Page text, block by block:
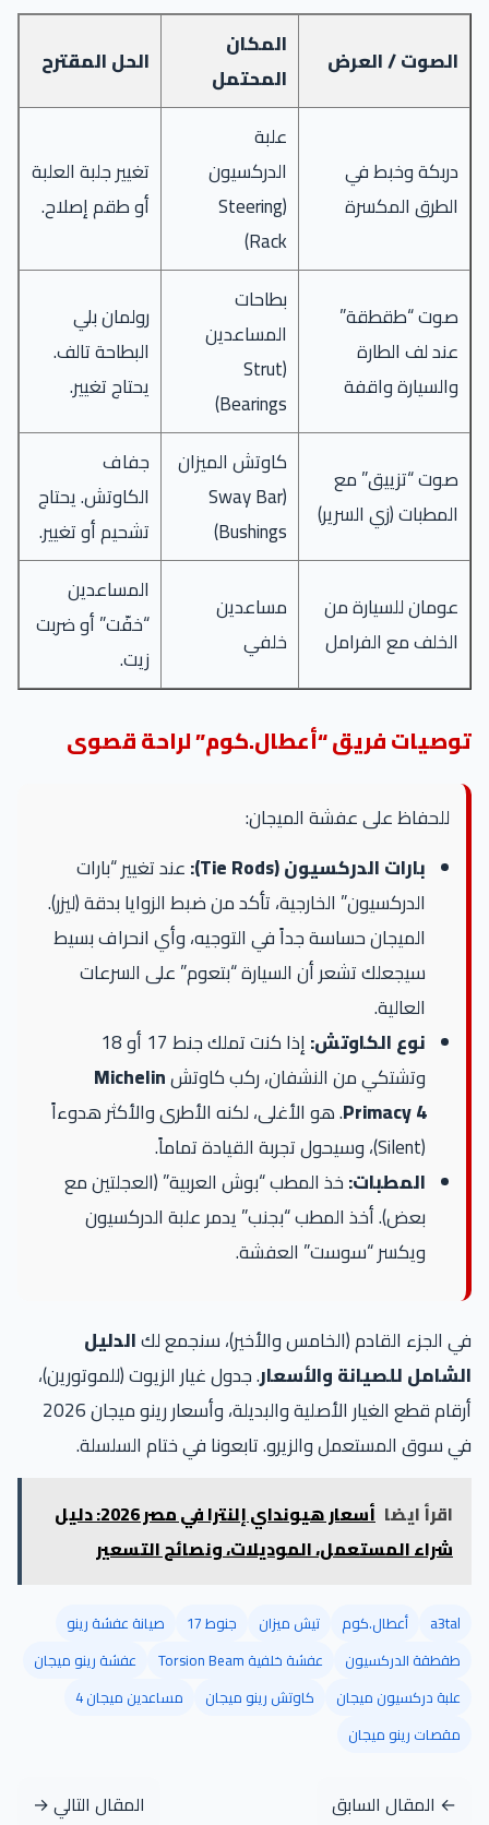
الصوت / العرض
المكان
المحتمل
الحل المقترح
دربكة وخبط في
الطرق المكسرة
علبة
الدركسيون
(Steering
Rack)
تغيير جلبة العلبة
أو طقم إصلاح.
صوت “طقطقة”
عند لف الطارة
والسيارة واقفة
بطاحات
المساعدين
(Strut
Bearings)
رولمان بلي
البطاحة تالف.
يحتاج تغيير.
صوت “تزييق” مع
المطبات (زي السرير)
كاوتش الميزان
(Sway Bar
Bushings)
جفاف
الكاوتش. يحتاج
تشحيم أو تغيير.
عومان للسيارة من
الخلف مع الفرامل
مساعدين
خلفي
المساعدين
“خفّت” أو ضربت
زيت.
توصيات فريق “أعطال.كوم” لراحة قصوى
للحفاظ على عفشة الميجان:
بارات الدركسيون (Tie Rods):
عند تغيير “بارات
الدركسيون” الخارجية، تأكد من ضبط الزوايا بدقة (ليزر).
الميجان حساسة جداً في التوجيه، وأي انحراف بسيط
سيجعلك تشعر أن السيارة “بتعوم” على السرعات
العالية.
نوع الكاوتش:
إذا كنت تملك جنط 17 أو 18
وتشتكي من النشفان، ركب كاوتشMichelin
Primacy 4. هو الأغلى، لكنه الأطرى والأكثر هدوءاً
(Silent)، وسيحول تجربة القيادة تماماً.
المطبات:خذ المطب “بوش العربية” (العجلتين مع
بعض). أخذ المطب “بجنب” يدمر علبة الدركسيون
ويكسر “سوست” العفشة.
في الجزء القادم (الخامس والأخير)، سنجمع لكالدليل
الشامل للصيانة والأسعار. جدول غيار الزيوت (للموتورين)،
أرقام قطع الغيار الأصلية والبديلة، وأسعار رينو ميجان 2026
في سوق المستعمل والزيرو. تابعونا في ختام السلسلة.
اقرأ ايضا
أسعار هيونداي إلنترا في مصر 2026: دليل
شراء المستعمل، الموديلات، ونصائح التسعير
a3tal أعطال.كوم تيش ميزان جنوط 17
صيانة عفشة رينو
طقطقة الدركسيون
عفشة خلفية Torsion Beam
عفشة رينو ميجان
علبة دركسيون ميجان
كاوتش رينو ميجان
مساعدين ميجان 4
مقصات رينو ميجان
← المقال السابق المقال التالي →